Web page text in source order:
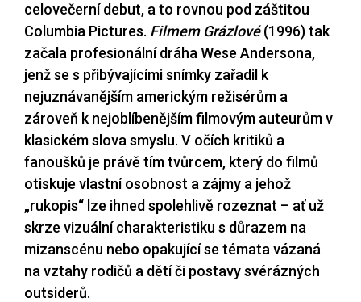
celovečerní debut, a to rovnou pod záštitou
Columbia Pictures. Filmem Grázlové(1996) tak
začala profesionální dráha Wese Andersona,
jenž se s přibývajícími snímky zařadil k
nejuznávanějším americkým režisérům a
zároveň k nejoblíbenějším filmovým auteurům v
klasickém slova smyslu. V očích kritiků a
fanoušků je právě tím tvůrcem, který do filmů
otiskuje vlastní osobnost a zájmy a jehož
„rukopis“ lze ihned spolehlivě rozeznat – ať už
skrze vizuální charakteristiku s důrazem na
mizanscénu nebo opakující se témata vázaná
na vztahy rodičů a dětí či postavy svérázných
outsiderů.